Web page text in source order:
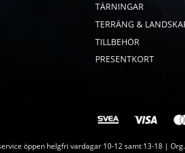
TÄRNINGAR
TERRÄNG &
TILLBEHÖR
PRESENTKORT
öppen helgfri vardagar 10-12 samt 13-18 |